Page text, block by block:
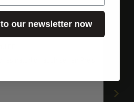
vor 2 Jahren
our newsletter now